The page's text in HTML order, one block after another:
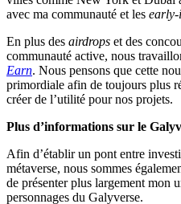
avec ma communauté et les early-
En plus des airdrops et des
communauté active, nous
Earn. Nous pensons que cette
primordiale afin de toujours plus
créer de l’utilité pour nos projets.
Plus d’informations sur le
Afin d’établir un pont entre
métaverse, nous sommes
de présenter plus largement mon
personnages du Galyverse.